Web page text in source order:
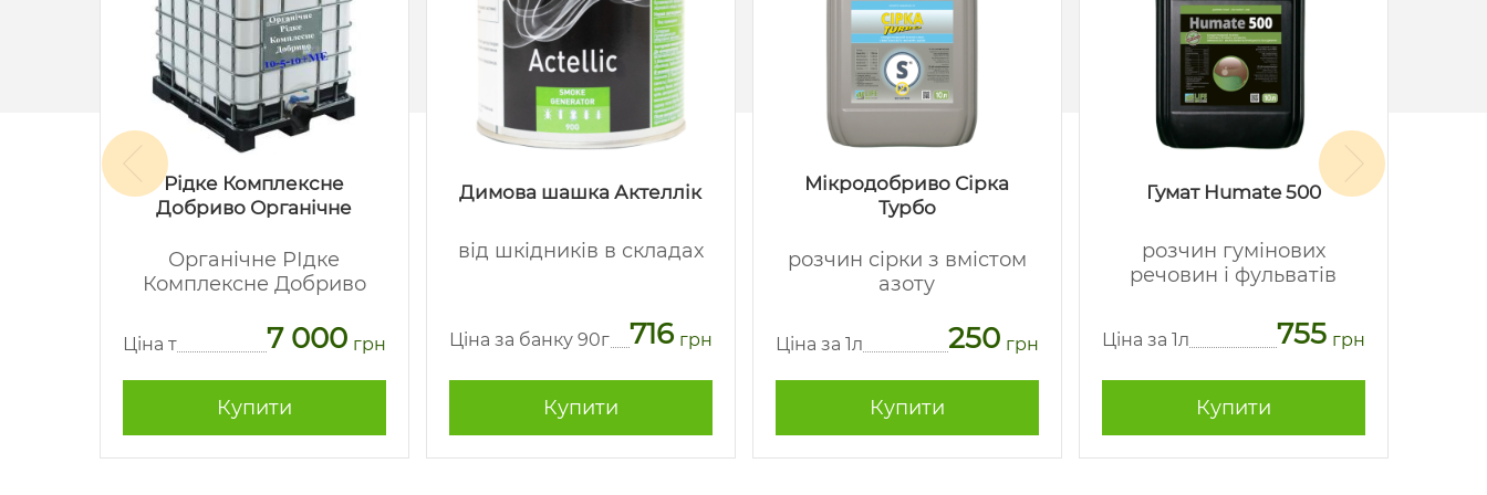
Рідке Комплексне
Добриво Органічне
Органічне РІдке
Комплексне Добриво
Ціна т 7 000 грн
Купити
Димова шашка Актеллік
від шкідників в складах
Ціна за банку 90г 716 грн
Купити
Мікродобриво Сірка
Турбо
розчин сірки з вмістом
азоту
Ціна за 1л 250 грн
Купити
Гумат Humate 500
розчин гумінових
речовин і фульватів
Ціна за 1л 755 грн
Купити